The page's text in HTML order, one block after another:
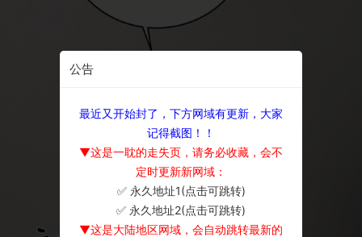
公告
最近又开始封了，下方网域有更新，大家
记得截图！！
▼这是一耽的走失页，请务必收藏，会不
定时更新新网域：
✅ 永久地址1(点击可跳转)
✅ 永久地址2(点击可跳转)
▼这是大陆地区网域，会自动跳转最新的